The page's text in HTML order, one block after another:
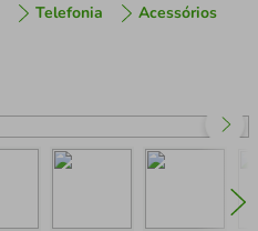
Telefonia Acessórios